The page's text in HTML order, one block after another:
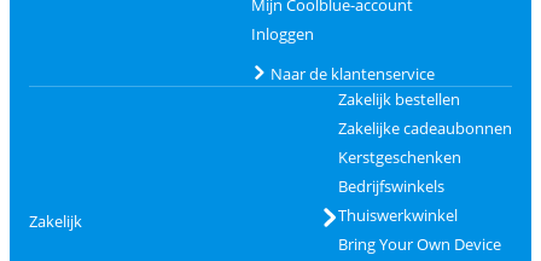
Mijn Coolblue-account
Inloggen
Naar de klantenservice
Zakelijk
Zakelijk bestellen
Zakelijke cadeaubonnen
Kerstgeschenken
Bedrijfswinkels
Thuiswerkwinkel
Bring Your Own Device